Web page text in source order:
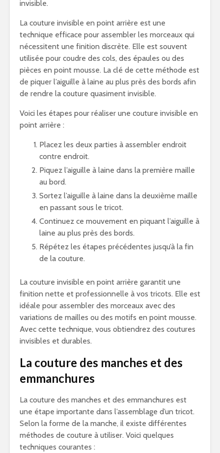
invisible.
La couture invisible en point arrière est une
technique efficace pour assembler les morceaux qui
nécessitent une finition discrète. Elle est souvent
utilisée pour coudre des cols, des épaules ou des
pièces en point mousse. La clé de cette méthode est
de piquer l’aiguille à laine au plus près des bords afin
de rendre la couture quasiment invisible.
Voici les étapes pour réaliser une couture invisible en
point arrière :
Placez les deux parties à assembler endroit
contre endroit.
Piquez l’aiguille à laine dans la première maille
au bord.
Sortez l’aiguille à laine dans la deuxième maille
en passant sous le tricot.
Continuez ce mouvement en piquant l’aiguille à
laine au plus près des bords.
Répétez les étapes précédentes jusqu’à la fin
de la couture.
La couture invisible en point arrière garantit une
finition nette et professionnelle à vos tricots. Elle est
idéale pour assembler des morceaux avec des
variations de mailles ou des motifs en point mousse.
Avec cette technique, vous obtiendrez des coutures
invisibles et durables.
La couture des manches et des
emmanchures
La couture des manches et des emmanchures est
une étape importante dans l’assemblage d’un tricot.
Selon la forme de la manche, il existe différentes
méthodes de couture à utiliser. Voici quelques
techniques courantes :